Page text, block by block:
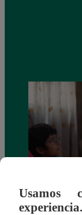
Valentina
toma una
Usamos
experiencia.